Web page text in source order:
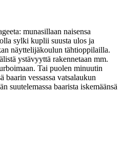
munasillaan naisensa
sylki kuplii suusta ulos ja
näyttelijäkoulun tähtioppilailla.
ystävyyttä rakennetaan mm.
Tai puolen minuutin
baarin vessassa vatsalaukun
suutelemassa baarista iskemäänsä